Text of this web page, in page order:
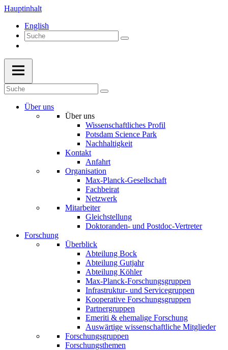
Hauptinhalt
English
Über uns
Über uns
Wissenschaftliches Profil
Potsdam Science Park
Nachhaltigkeit
Kontakt
Anfahrt
Organisation
Max-Planck-Gesellschaft
Fachbeirat
Netzwerk
Mitarbeiter
Gleichstellung
Doktoranden- und Postdoc-Vertreter
Forschung
Überblick
Abteilung Bock
Abteilung Gutjahr
Abteilung Köhler
Max-Planck-Forschungsgruppen
Infrastruktur- und Servicegruppen
Kooperative Forschungsgruppen
Partnergruppen
Emeriti & ehemalige Forschung
Auswärtige wissenschaftliche Mitglieder
Forschungsgruppen
Forschungsthemen